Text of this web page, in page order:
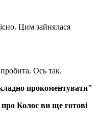
Цим зайнялася
Ось так.
прокоментувати"
про Колос ви ще готові